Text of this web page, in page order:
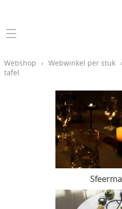
Home
Webshop
Doorverkopers met log-in
Kortingen en leveringen
Webshop › Webwinkel per stuk ›
tafel